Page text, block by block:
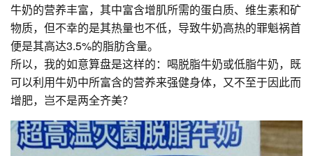
牛奶的营养丰富，其中富含增肌所需的蛋白质、维生素和矿
物质，但不幸的是其热量也不低，导致牛奶高热的罪魁祸首
便是其高达3.5%的脂肪含量。
所以，我的如意算盘是这样的：喝脱脂牛奶或低脂牛奶，既
可以利用牛奶中所富含的营养来强健身体，又不至于因此而
增肥，岂不是两全齐美？